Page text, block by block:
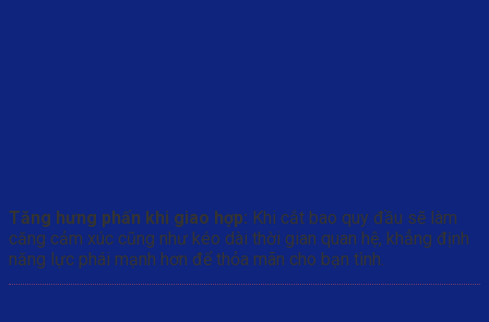
Tăng hưng phấn khi giao hợp: Khi cắt bao quy đầu sẽ làm
căng cảm xúc cũng như kéo dài thời gian quan hệ, khẳng định
năng lực phái mạnh hơn để thỏa mãn cho bạn tình.